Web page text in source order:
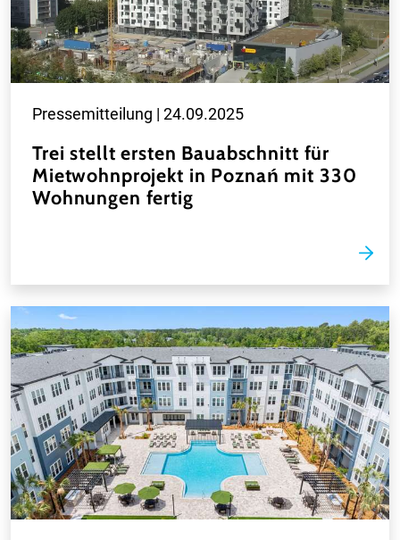
Pressemitteilung | 24.09.2025
Trei stellt ersten Bauabschnitt für
Mietwohnprojekt in Poznań mit 330
Wohnungen fertig